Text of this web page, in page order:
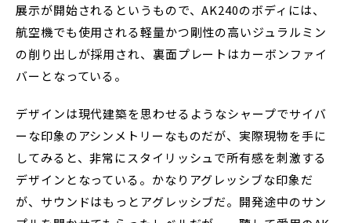
展示が開始されるというもので、AK240のボディには、
航空機でも使用される軽量かつ剛性の高いジュラルミン
の削り出しが採用され、裏面プレートはカーボンファイ
バーとなっている。
デザインは現代建築を思わせるようなシャープでサイバ
ーな印象のアシンメトリーなものだが、実際現物を手に
してみると、非常にスタイリッシュで所有感を刺激する
デザインとなっている。かなりアグレッシブな印象だ
が、サウンドはもっとアグレッシブだ。開発途中のサン